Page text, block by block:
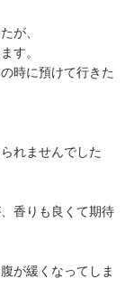
が、
す。
時に預けて行きた
れませんでした
香りも良くて期待
が緩くなってしま